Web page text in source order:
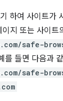
하여 사이트가
지 또는 사이트
safe-
를 들면 다음과
safe-